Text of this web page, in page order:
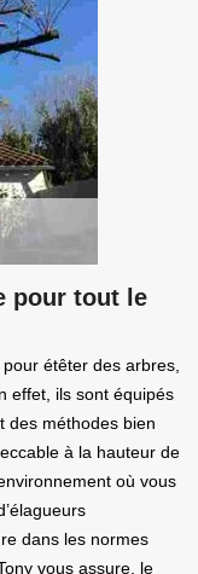
pour tout le
étêter des arbres,
effet, ils sont équipés
des méthodes bien
à la hauteur de
où vous
dans les normes
vous assure, le